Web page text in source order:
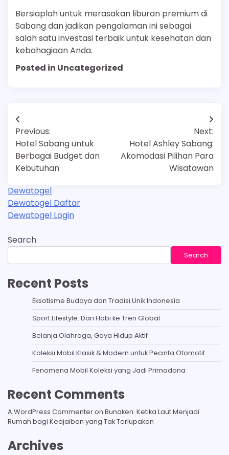
Bersiaplah untuk merasakan liburan premium di
Sabang dan jadikan pengalaman ini sebagai
salah satu investasi terbaik untuk kesehatan dan
kebahagiaan Anda.
Posted in Uncategorized
Post
navigation
Previous:
Hotel Sabang untuk
Berbagai Budget dan
Kebutuhan
Next:
Hotel Ashley Sabang:
Akomodasi Pilihan Para
Wisatawan
Dewatogel
Dewatogel Daftar
Dewatogel Login
Search
Search
Recent Posts
Eksotisme Budaya dan Tradisi Unik Indonesia
Sport Lifestyle: Dari Hobi ke Tren Global
Belanja Olahraga, Gaya Hidup Aktif
Koleksi Mobil Klasik & Modern untuk Pecinta Otomotif
Fenomena Mobil Koleksi yang Jadi Primadona
Recent Comments
A WordPress Commenteron Bunaken: Ketika Laut Menjadi
Rumah bagi Keajaiban yang Tak Terlupakan
Archives